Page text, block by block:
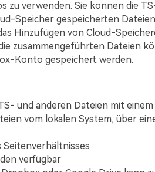
zu verwenden. Sie können die
Speicher gespeicherten
Hinzufügen von Cloud-
zusammengeführten Dateien
Konto gespeichert werden.
und anderen Dateien mit
vom lokalen System, über
Seitenverhältnisses
verfügbar